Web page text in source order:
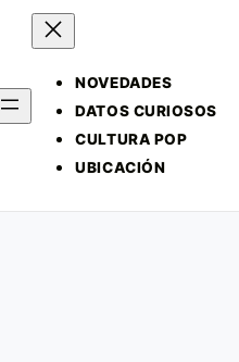
NOVEDADES
DATOS CURIOSOS
CULTURA POP
UBICACIÓN